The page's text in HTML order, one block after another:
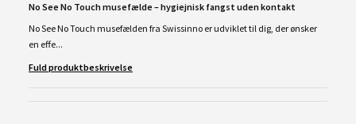
No See No Touch musefælde – hygiejnisk fangst uden kontakt
No See No Touch musefælden fra Swissinno er udviklet til dig, der ønsker
en effe...
Fuld produktbeskrivelse